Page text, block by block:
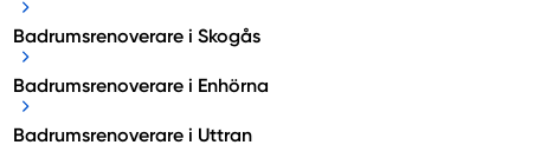
Badrumsrenoverare i Skogås
Badrumsrenoverare i Enhörna
Badrumsrenoverare i Uttran